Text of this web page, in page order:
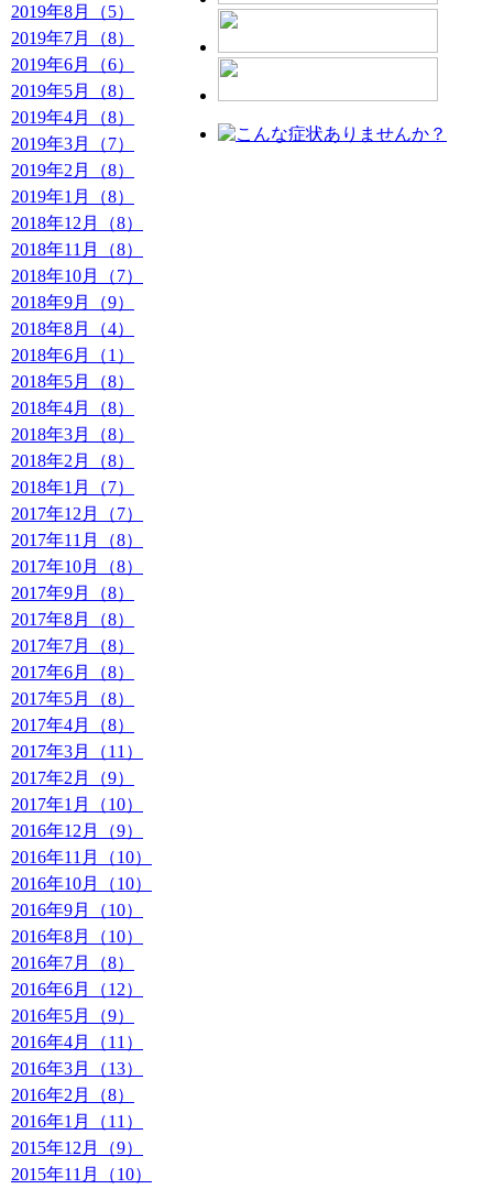
2019年8月（5）
2019年7月（8）
2019年6月（6）
2019年5月（8）
2019年4月（8）
2019年3月（7）
2019年2月（8）
2019年1月（8）
2018年12月（8）
2018年11月（8）
2018年10月（7）
2018年9月（9）
2018年8月（4）
2018年6月（1）
2018年5月（8）
2018年4月（8）
2018年3月（8）
2018年2月（8）
2018年1月（7）
2017年12月（7）
2017年11月（8）
2017年10月（8）
2017年9月（8）
2017年8月（8）
2017年7月（8）
2017年6月（8）
2017年5月（8）
2017年4月（8）
2017年3月（11）
2017年2月（9）
2017年1月（10）
2016年12月（9）
2016年11月（10）
2016年10月（10）
2016年9月（10）
2016年8月（10）
2016年7月（8）
2016年6月（12）
2016年5月（9）
2016年4月（11）
2016年3月（13）
2016年2月（8）
2016年1月（11）
2015年12月（9）
2015年11月（10）